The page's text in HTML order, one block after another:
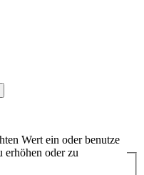
Wert ein oder benutze
erhöhen oder zu